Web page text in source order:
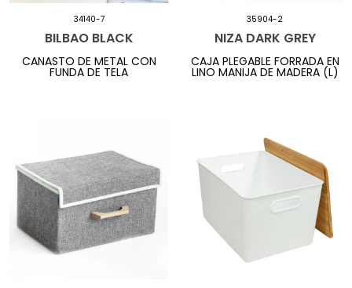
34140-7
BILBAO BLACK
CANASTO DE METAL CON
FUNDA DE TELA
35904-2
NIZA DARK GREY
CAJA PLEGABLE FORRADA EN
LINO MANIJA DE MADERA (L)